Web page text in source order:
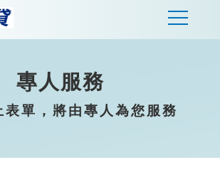
專人服務
表單，將由專人為您服務